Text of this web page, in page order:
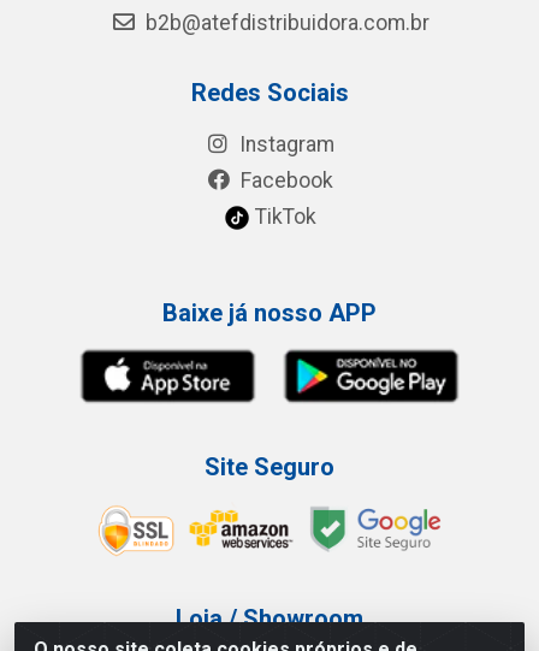
b2b@atefdistribuidora.com.br
Redes Sociais
Instagram
Facebook
TikTok
Baixe já nosso APP
Site Seguro
Loja / Showroom